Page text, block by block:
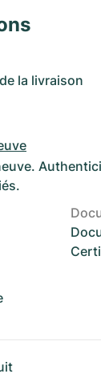
la livraison